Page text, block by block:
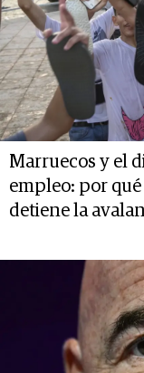
Marruecos y el
empleo: por
detiene la